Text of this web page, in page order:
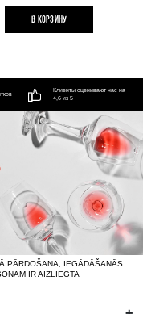
B КОРЗИНУ
Клиенты оценивают нас на
4,6 из 5
PĀRDOŠANA, IEGĀDĀŠANĀS
IR AIZLIEGTA